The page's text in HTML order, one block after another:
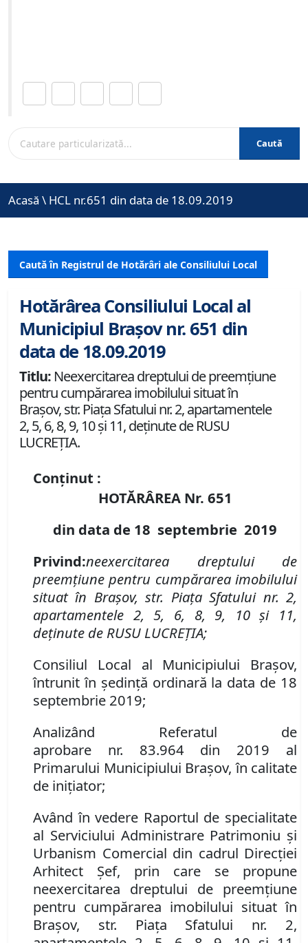
Caută
Acasă \ HCL nr.651 din data de 18.09.2019
Caută în Registrul de Hotărâri ale Consiliului Local
Hotărârea Consiliului Local al
Municipiul Brașov nr. 651 din
data de 18.09.2019
Titlu: Neexercitarea dreptului de preemţiune
pentru cumpărarea imobilului situat în
Braşov, str. Piaţa Sfatului nr. 2, apartamentele
2, 5, 6, 8, 9, 10 şi 11, deţinute de RUSU
LUCREŢIA.
Conținut :
HOTĂRÂREA Nr. 651
din data de 18 septembrie 2019
Privind:neexercitarea dreptului de
preemţiune pentru cumpărarea imobilului
situat în Braşov,str. Piaţa Sfatului nr. 2,
apartamentele 2, 5, 6, 8, 9, 10 şi 11,
deţinute de RUSU LUCREŢIA;
Consiliul Local al Municipiului Brașov,
întrunit în ședință ordinară la data de 18
septembrie 2019;
Analizând Referatul de
aprobare nr. 83.964din 2019 al
Primarului Municipiului Braşov, în calitate
de inițiator;
Având în vedere Raportul de specialitate
al Serviciului Administrare Patrimoniu şi
Urbanism Comercial din cadrul Direcției
Arhitect Șef, prin care se propune
neexercitarea dreptului de preemţiune
pentru cumpărarea imobilului situat în
Braşov, str. Piaţa Sfatului nr. 2,